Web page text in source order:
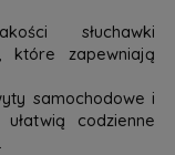
słuchawki
które zapewniają
samochodowe i
codzienne